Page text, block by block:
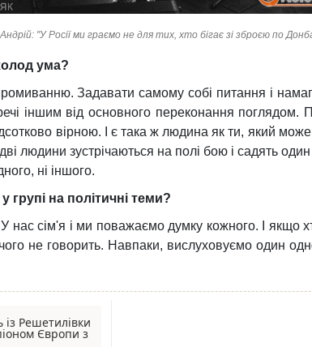
Андрій: "У Росії ми граємо не для тих, хто бігає зі зброєю по
ума?
Задавати самому собі питання і
іншим від основного переконання поглядом.
вірною. І є така ж людина як ти, який
людини зустрічаються на полі бою і садять
ні іншого.
групі на політичні теми?
нас сім'я і ми поважаємо думку кожного. І якщо
не говорить. Навпаки, вислуховуємо один
із Решетилівки
Європи з